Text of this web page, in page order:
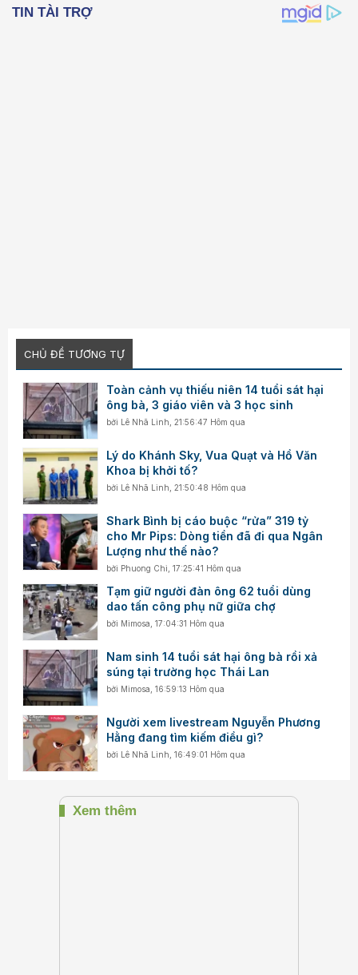
CHỦ ĐỀ TƯƠNG TỰ
Toàn cảnh vụ thiếu niên 14 tuổi sát hại
ông bà, 3 giáo viên và 3 học sinh
bởi Lê Nhã Linh ,21:56:47 Hôm qua
Lý do Khánh Sky, Vua Quạt và Hồ Văn
Khoa bị khởi tố?
bởi Lê Nhã Linh ,21:50:48 Hôm qua
Shark Bình bị cáo buộc “rửa” 319 tỷ
cho Mr Pips: Dòng tiền đã đi qua Ngân
Lượng như thế nào?
bởi Phuong Chi ,17:25:41 Hôm qua
Tạm giữ người đàn ông 62 tuổi dùng
dao tấn công phụ nữ giữa chợ
bởi Mimosa ,17:04:31 Hôm qua
Nam sinh 14 tuổi sát hại ông bà rồi xả
súng tại trường học Thái Lan
bởi Mimosa ,16:59:13 Hôm qua
Người xem livestream Nguyễn Phương
Hằng đang tìm kiếm điều gì?
bởi Lê Nhã Linh ,16:49:01 Hôm qua